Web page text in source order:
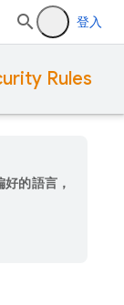
登入
Rules
的語言，